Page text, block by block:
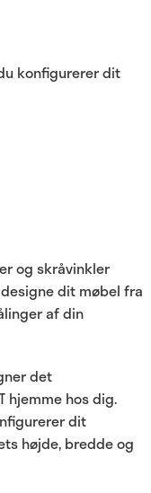
konfigurerer dit
og skråvinkler
dit møbel fra
af din
det
hjemme hos dig.
dit
højde, bredde og